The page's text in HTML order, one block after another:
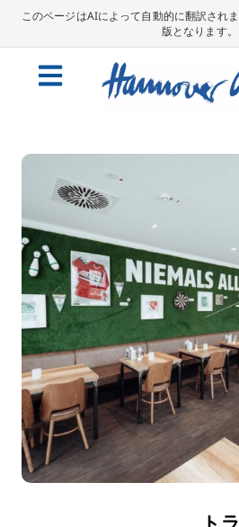
このページはAIによって自動的に翻訳され
版となります
ト